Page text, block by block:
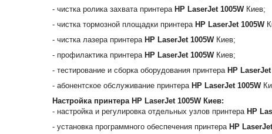
- чистка ролика захвата принтера HP LaserJet 1005WКиев;
- чистка тормозной площадки принтера HP LaserJet 1005W
- чистка лазера принтера HP LaserJet 1005WКиев;
- профилактика принтера HP LaserJet 1005WКиев;
- тестирование и сборка оборудования принтера HP
- абонентское обслуживание принтера HP LaserJet 1005W
Настройка принтера HP LaserJet 1005WКиев:
- настройка и регулировка отдельных узлов принтера HP
- установка программного обеспечения принтера HP